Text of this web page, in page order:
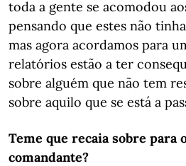
toda a gente se acomodou
pensando que estes não
mas agora acordamos para
relatórios estão a ter
sobre alguém que não tem
sobre aquilo que se está a
Teme que recaia sobre para
comandante?